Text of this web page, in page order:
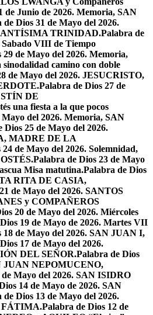
de Junio de 2026. Memoria, SAN
de Dios 31 de Mayo del 2026.
TRINIDAD.Palabra de
Sabado VIII de Tiempo
29 de Mayo del 2026. Memoria,
sinodalidad camino con doble
de Mayo del 2026. JESUCRISTO,
Palabra de Dios 27 de
DE
una fiesta a la que pocos
del 2026. Memoria, SAN
Dios 25 de Mayo del 2026.
MADRE DE LA
de Mayo del 2026. Solemnidad,
Palabra de Dios 23 de Mayo
Misa matutina.Palabra de Dios
RITA DE CASIA,
de Mayo del 2026. SANTOS
y COMPAÑEROS
20 de Mayo del 2026. Miércoles
19 de Mayo de 2026. Martes VII
18 de Mayo del 2026. SAN JUAN I,
17 de Mayo del 2026.
DEL SEÑOR.Palabra de Dios
JUAN NEPOMUCENO,
Mayo del 2026. SAN ISIDRO
14 de Mayo de 2026. SAN
de Dios 13 de Mayo del 2026.
FÁTIMA.Palabra de Dios 12 de